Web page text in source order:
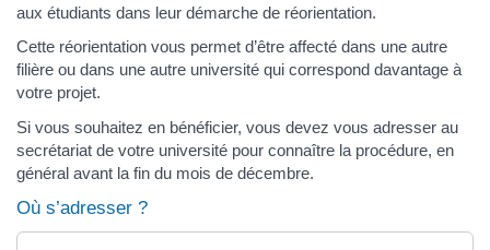
aux étudiants dans leur démarche de réorientation.
Cette réorientation vous permet d’être affecté dans une autre
filière ou dans une autre université qui correspond davantage à
votre projet.
Si vous souhaitez en bénéficier, vous devez vous adresser au
secrétariat de votre université pour connaître la procédure, en
général avant la fin du mois de décembre.
Où s’adresser ?